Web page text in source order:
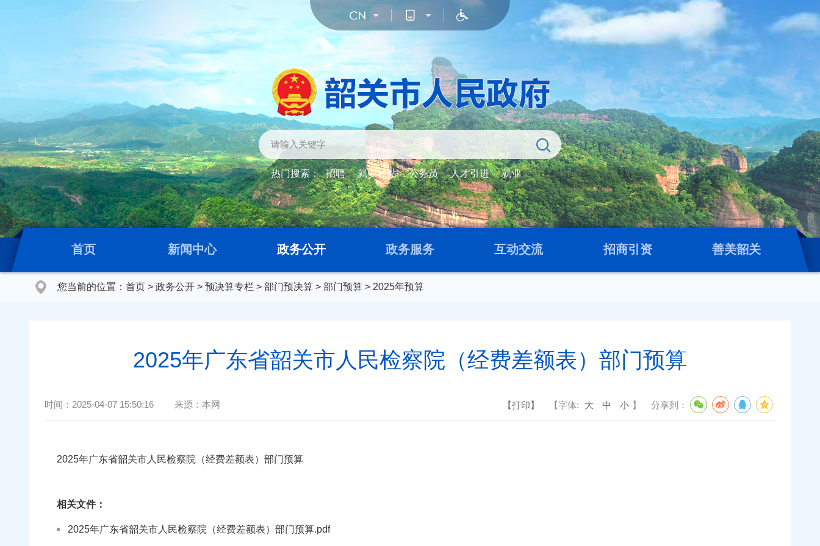
热门搜索： 招聘 就业补贴 公务员 人才引进 就业
首页 新闻中心 政务公开 政务服务 互动交流 招商引资 善美韶关
您当前的位置： 首页 > 政务公开 > 预决算专栏 > 部门预决算 > 部门预算 > 2025年预算
2025年广东省韶关市人民检察院（经费差额表）部门预算
时间： 2025-04-07 15:50:16 来源： 本网 【打印】 【字体: 大 中 小 】 分享到：
2025年广东省韶关市人民检察院（经费差额表）部门预算
相关文件：
2025年广东省韶关市人民检察院（经费差额表）部门预算.pdf